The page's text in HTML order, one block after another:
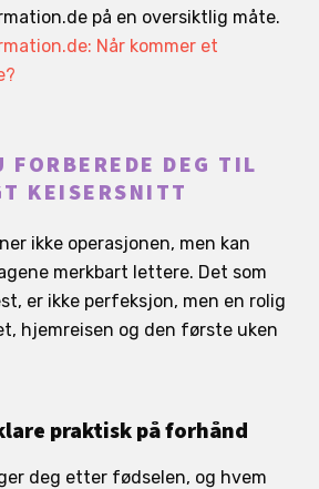
på en oversiktlig måte.
Når kommer et
FORBEREDE DEG TIL
KEISERSNITT
ikke operasjonen, men kan
merkbart lettere. Det som
er ikke perfeksjon, men en rolig
hjemreisen og den første uken
praktisk på forhånd
deg etter fødselen, og hvem